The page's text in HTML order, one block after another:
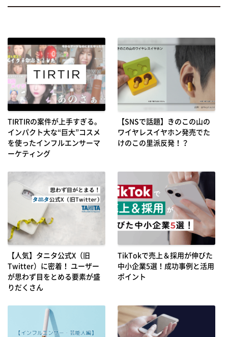
TIRTIRの案件が上手すぎる。
インパクト大な“巨大”コスメ
を使ったインフルエンサーマ
ーケティング
【SNSで話題】きのこの山の
ワイヤレスイヤホン発売でた
けのこの里派反発！？
【人気】タニタ公式X（旧
Twitter）に密着！ ユーザー
が思わず目をとめる要素が盛
りだくさん
TikTokで売上＆採用が伸びた
中小企業5選！成功事例と活用
ポイント